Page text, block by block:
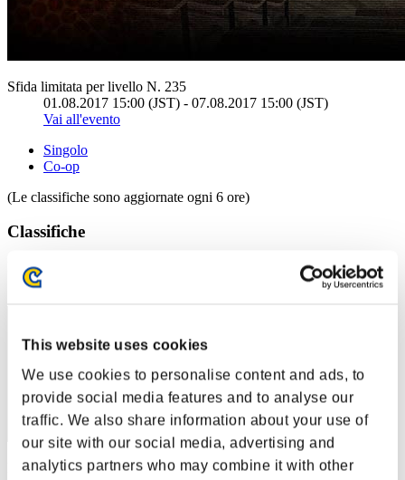
This website uses cookies
We use cookies to personalise content and ads, to
provide social media features and to analyse our
traffic. We also share information about your use of
our site with our social media, advertising and
analytics partners who may combine it with other
Sfida limitata per livello N. 235
01.08.2017 15:00 (JST) - 07.08.2017 15:00 (JST)
Vai all'evento
Singolo
Co-op
(Le classifiche sono aggiornate ogni 6 ore)
Classifiche
Posizione
Punteggio: -